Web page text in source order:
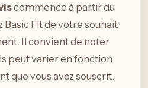
commence à partir du
Basic Fit de votre souhait
Il convient de noter
peut varier en fonction
que vous avez souscrit.